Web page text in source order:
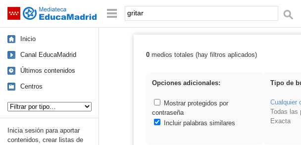
Saltar navegación Palabra o frase:
Inicio
Canal EducaMadrid
Últimos contenidos
Centros
Inicia sesión para aportar
contenidos, crear listas de
Resultados de: gritar
0medios totales (hay filtros aplicados)
Opciones adicionales:
Mostrar protegidos por
contraseña
Incluir palabras similares
Tipo de
Cualquier
Todas las
Exacta